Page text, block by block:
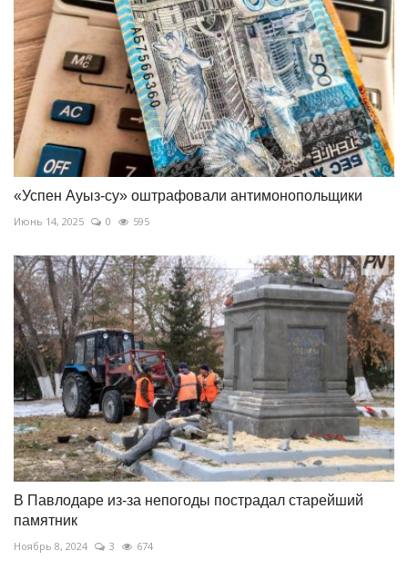
«Успен Ауыз-су» оштрафовали антимонопольщики
Июнь 14, 2025 0 595
В Павлодаре из-за непогоды пострадал старейший
памятник
Ноябрь 8, 2024 3 674